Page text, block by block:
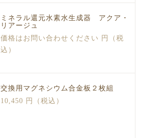
ミネラル還元水素水生成器 アクア・
リアージュ
価格はお問い合わせください 円（税
込）
交換用マグネシウム合金板２枚組
10,450 円（税込）